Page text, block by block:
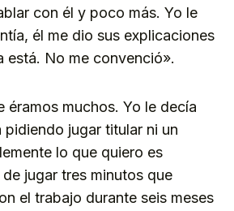
con él y poco más. Yo le
él me dio sus explicaciones
está. No me convenció».
éramos muchos. Yo le decía
pidiendo jugar titular ni un
lo que quiero es
jugar tres minutos que
el trabajo durante seis meses